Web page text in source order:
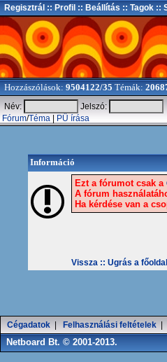
Regisztrál :: Profil :: Beállítás :: Tagok ::
Hozzászólások: 9504122/35 Témák:
Név:
Jelszó:
Fórum/Téma PÜ írása
Információ
Ezt a fórumot csak a
A fórum
Ha kérdése van a
Vissza :: Ugrás a
Cégadatok Felhasználási feltételek
Netboard Bt. © 2001-2013.